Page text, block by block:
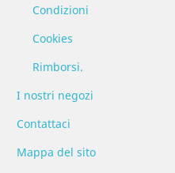
Condizioni
Cookies
Rimborsi.
I nostri negozi
Contattaci
Mappa del sito